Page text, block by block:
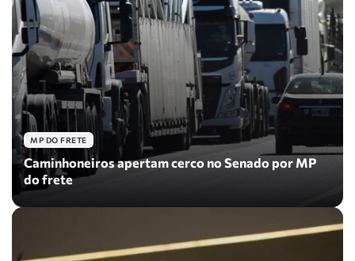
MP DO FRETE
Caminhoneiros apertam cerco no Senado por MP
do frete